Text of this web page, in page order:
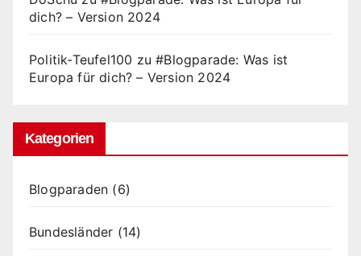
dich? – Version 2024
Politik-Teufel100 zu#Blogparade: Was ist
Europa für dich? – Version 2024
Kategorien
Blogparaden (6)
Bundesländer (14)